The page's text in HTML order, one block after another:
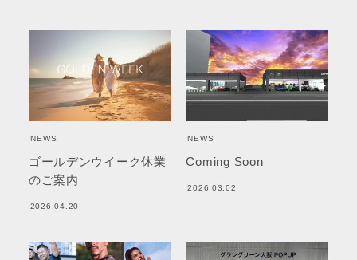
NEWS
ゴールデンウイーク休業
のご案内
2026.04.20
NEWS
Coming Soon
2026.03.02